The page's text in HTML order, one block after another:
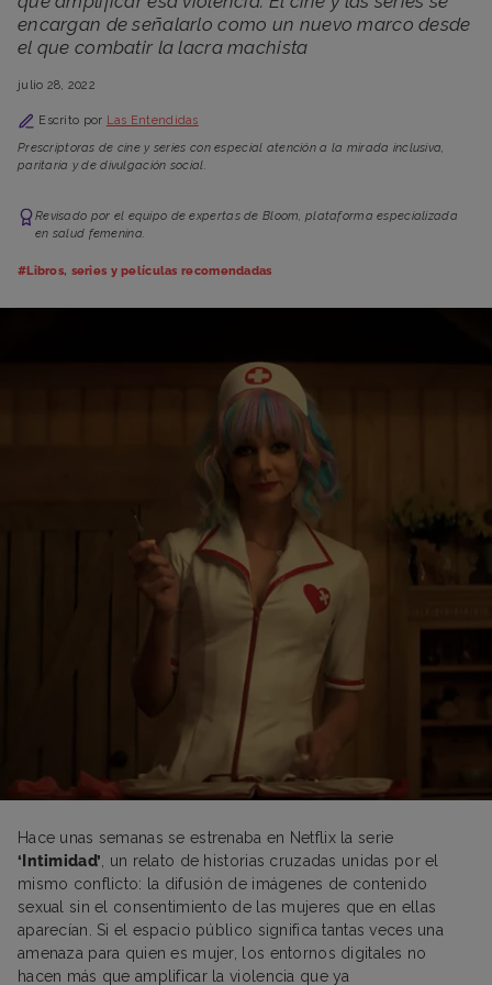
encargan de señalarlo como un nuevo marco desde
el que combatir la lacra machista
julio 28, 2022
Escrito por Las Entendidas
Prescriptoras de cine y series con especial atención a la mirada inclusiva,
paritaria y de divulgación social.
Revisado por el equipo de expertas de Bloom, plataforma especializada
en salud femenina.
#Libros, series y películas recomendadas
Hace unas semanas se estrenaba en Netflix la serie
‘Intimidad’ , un relato de historias cruzadas unidas por el
mismo conflicto: la difusión de imágenes de contenido
sexual sin el consentimiento de las mujeres que en ellas
aparecían. Si el espacio público significa tantas veces una
amenaza para quien es mujer, los entornos digitales no
hacen más que amplificar la violencia que ya